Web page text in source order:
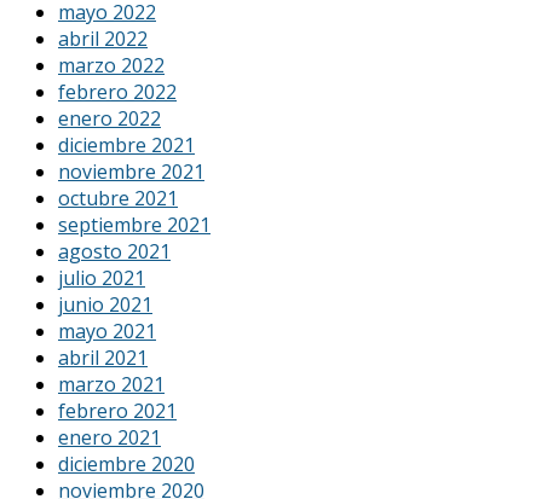
mayo 2022
abril 2022
marzo 2022
febrero 2022
enero 2022
diciembre 2021
noviembre 2021
octubre 2021
septiembre 2021
agosto 2021
julio 2021
junio 2021
mayo 2021
abril 2021
marzo 2021
febrero 2021
enero 2021
diciembre 2020
noviembre 2020